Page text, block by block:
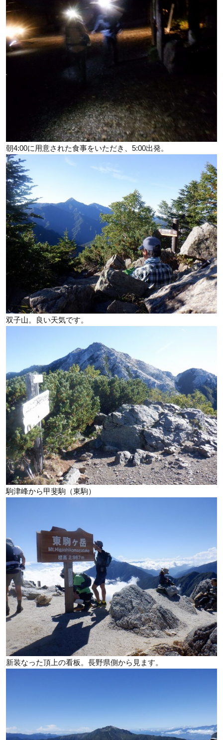
朝4:00に用意された食事をいただき、5:00出発。
双子山。良い天気です。
駒津峰から甲斐駒（東駒）
新装なった頂上の看板。長野県側から見ます。